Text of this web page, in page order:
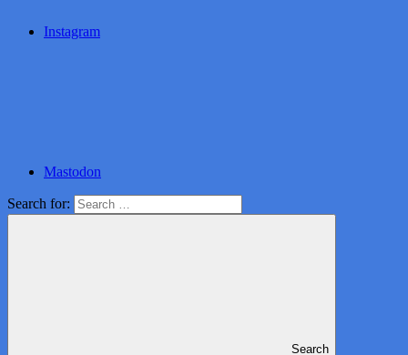
Instagram
Mastodon
Search for:
Search